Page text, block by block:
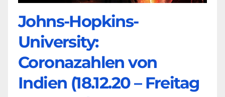
Johns-Hopkins-
University:
Coronazahlen von
Indien (18.12.20 – Freitag